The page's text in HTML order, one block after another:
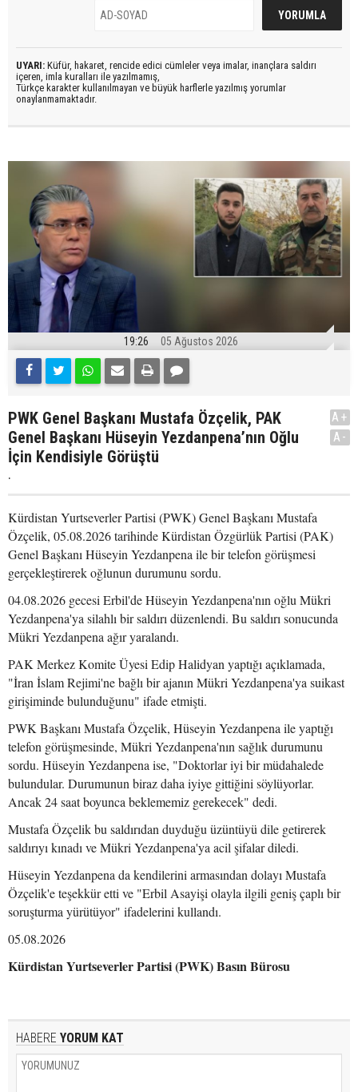
UYARI: Küfür, hakaret, rencide edici cümleler veya imalar, inançlara saldırı
içeren, imla kuralları ile yazılmamış,
Türkçe karakter kullanılmayan ve büyük harflerle yazılmış yorumlar
onaylanmamaktadır.
19:26 05 Ağustos 2026
PWK Genel Başkanı Mustafa Özçelik, PAK
Genel Başkanı Hüseyin Yezdanpena’nın Oğlu
İçin Kendisiyle Görüştü
.
A+
A-
Kürdistan Yurtseverler Partisi (PWK) Genel Başkanı Mustafa
Özçelik, 05.08.2026 tarihinde Kürdistan Özgürlük Partisi (PAK)
Genel Başkanı Hüseyin Yezdanpena ile bir telefon görüşmesi
gerçekleştirerek oğlunun durumunu sordu.
04.08.2026 gecesi Erbil'de Hüseyin Yezdanpena'nın oğlu Mükri
Yezdanpena'ya silahlı bir saldırı düzenlendi. Bu saldırı sonucunda
Mükri Yezdanpena ağır yaralandı.
PAK Merkez Komite Üyesi Edip Halidyan yaptığı açıklamada,
"İran İslam Rejimi'ne bağlı bir ajanın Mükri Yezdanpena'ya suikast
girişiminde bulunduğunu" ifade etmişti.
PWK Başkanı Mustafa Özçelik, Hüseyin Yezdanpena ile yaptığı
telefon görüşmesinde, Mükri Yezdanpena'nın sağlık durumunu
sordu. Hüseyin Yezdanpena ise, "Doktorlar iyi bir müdahalede
bulundular. Durumunun biraz daha iyiye gittiğini söylüyorlar.
Ancak 24 saat boyunca beklememiz gerekecek" dedi.
Mustafa Özçelik bu saldırıdan duyduğu üzüntüyü dile getirerek
saldırıyı kınadı ve Mükri Yezdanpena'ya acil şifalar diledi.
Hüseyin Yezdanpena da kendilerini armasından dolayı Mustafa
Özçelik'e teşekkür etti ve "Erbil Asayişi olayla ilgili geniş çaplı bir
soruşturma yürütüyor" ifadelerini kullandı.
05.08.2026
Kürdistan Yurtseverler Partisi (PWK) Basın Bürosu
HABERE YORUM KAT